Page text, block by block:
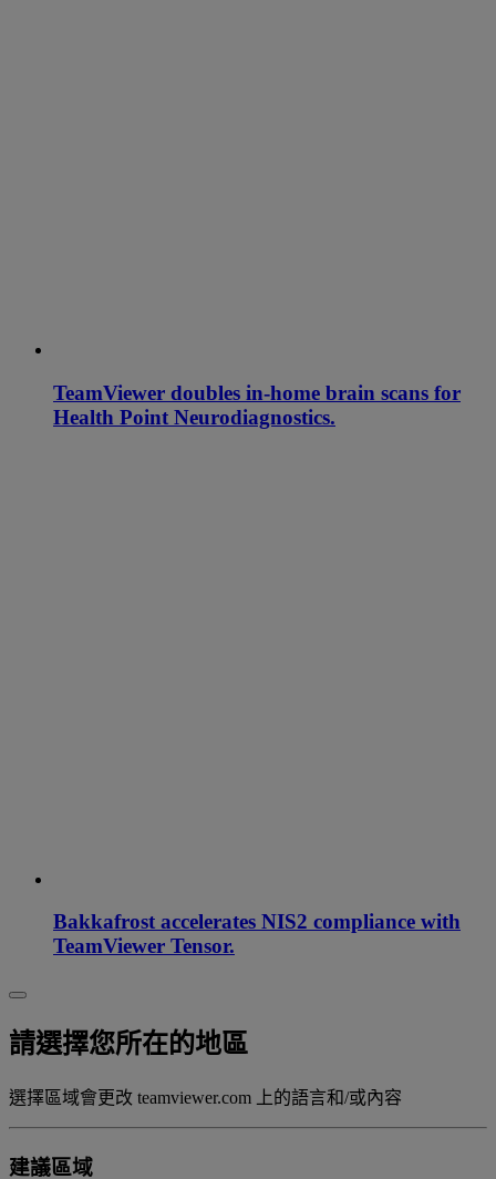
TeamViewer doubles in-home brain scans for
Health Point Neurodiagnostics.
Bakkafrost accelerates NIS2 compliance with
TeamViewer Tensor.
請選擇您所在的地區
選擇區域會更改 teamviewer.com 上的語言和/或內容
建議區域